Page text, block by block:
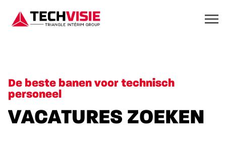
De beste banen voor technisch
personeel
VACATURES ZOEKEN